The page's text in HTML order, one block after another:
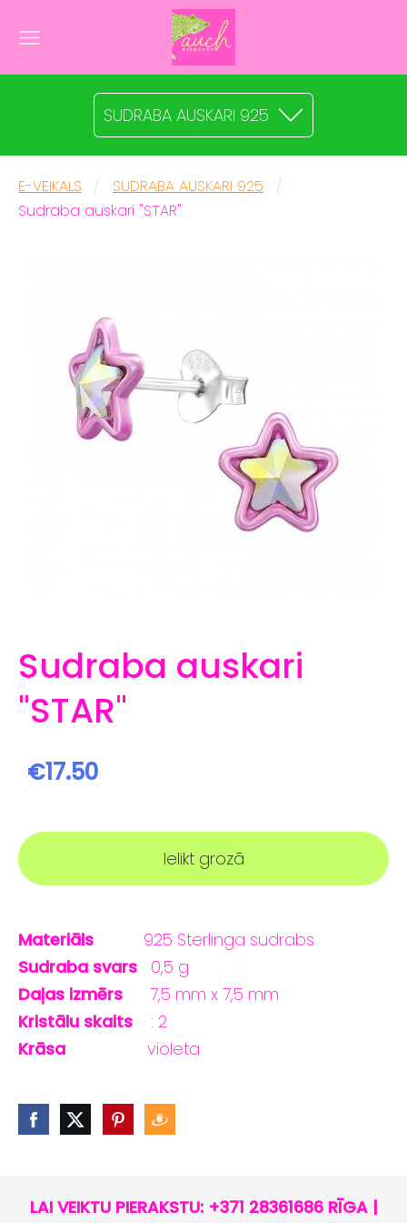
SUDRABA AUSKARI 925
E-VEIKALS
SUDRABA AUSKARI 925
Sudraba auskari "STAR"
Sudraba auskari
"STAR"
€17.50
Ielikt grozā
Materiāls
925 Sterlinga sudrabs
Sudraba svars
0,5 g
Daļas izmērs 7,5 mm x 7,5 mm
Kristālu skaits
: 2
Krāsa violeta
LAI VEIKTU PIERAKSTU: +371 28361686 RĪGA |